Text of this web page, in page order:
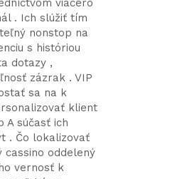
viacero
. Ich slúžiť tím
nonstop na
s históriou
dotazy ,
zázrak . VIP
sa na k
klient
A súčasť ich
. Čo lokalizovať
cassino oddelený
vernosť k